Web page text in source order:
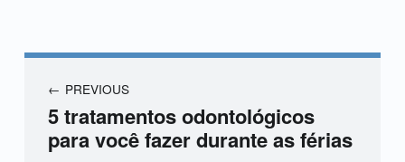
PREVIOUS
5 tratamentos odontológicos
para você fazer durante as férias